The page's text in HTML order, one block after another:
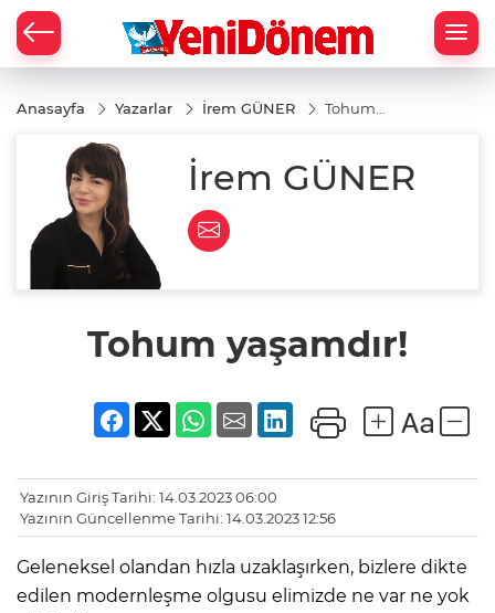
Anasayfa Yazarlar İrem GÜNER
Tohum
İrem GÜNER
Tohum yaşamdır!
Yazının Giriş Tarihi: 14.03.2023 06:00
Yazının Güncellenme Tarihi: 14.03.2023 12:56
Geleneksel olandan hızla uzaklaşırken, bizlere dikte
edilen modernleşme olgusu elimizde ne var ne yok